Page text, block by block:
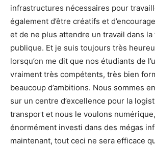
infrastructures nécessaires pour
également d’être créatifs et
et de ne plus attendre un travail dans la
publique. Et je suis toujours très
lorsqu’on me dit que nos étudiants de
vraiment très compétents, très bien
beaucoup d’ambitions. Nous sommes
sur un centre d’excellence pour la
transport et nous le voulons
énormément investi dans des mégas
maintenant, tout ceci ne sera efficace